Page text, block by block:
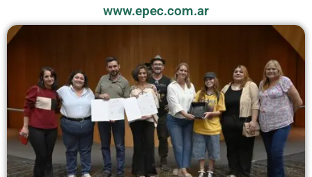
www.epec.com.ar